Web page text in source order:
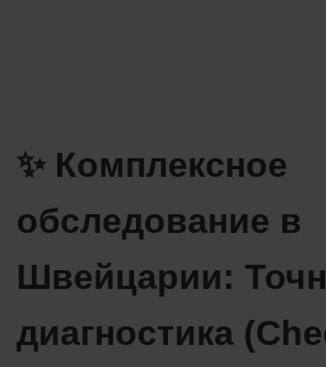
✨ Комплексное
обследование в
Швейцарии:
диагностика